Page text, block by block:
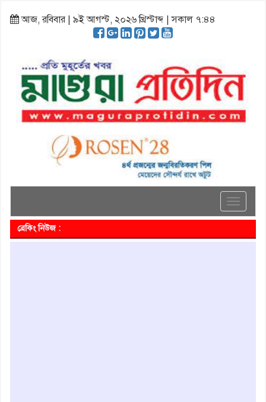
আজ, রবিবার | ৯ই আগস্ট, ২০২৬ খ্রিস্টাব্দ | সকাল ৭:৪৪
Toggle
ব্রেকিং নিউজ :